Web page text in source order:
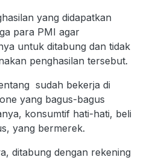
yang didapatkan
para PMI agar
untuk ditabung dan tidak
penghasilan tersebut.
sudah bekerja di
yang bagus-bagus
konsumtif hati-hati, beli
yang bermerek.
ditabung dengan rekening